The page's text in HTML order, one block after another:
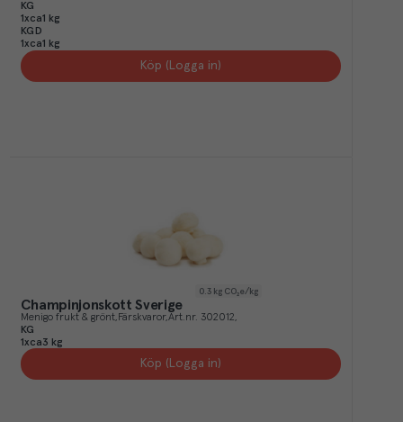
KG
1xca1 kg
KGD
1xca1 kg
Köp (Logga in)
0.3 kg CO₂e/kg
Champinjonskott Sverige
Menigo frukt & grönt Färskvaror Art.nr. 302012
KG
1xca3 kg
Köp (Logga in)